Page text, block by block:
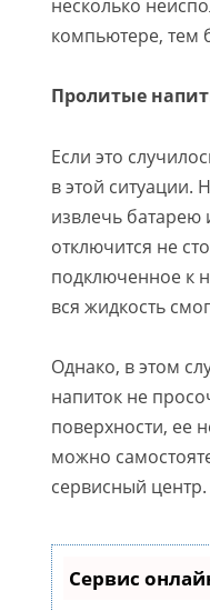
несколько
компьютере, тем
Пролитые
Если это
в этой
извлечь батарею
отключится не
подключенное к
вся жидкость
Однако, в этом
напиток не
поверхности, ее
можно
сервисный центр.
Сервис